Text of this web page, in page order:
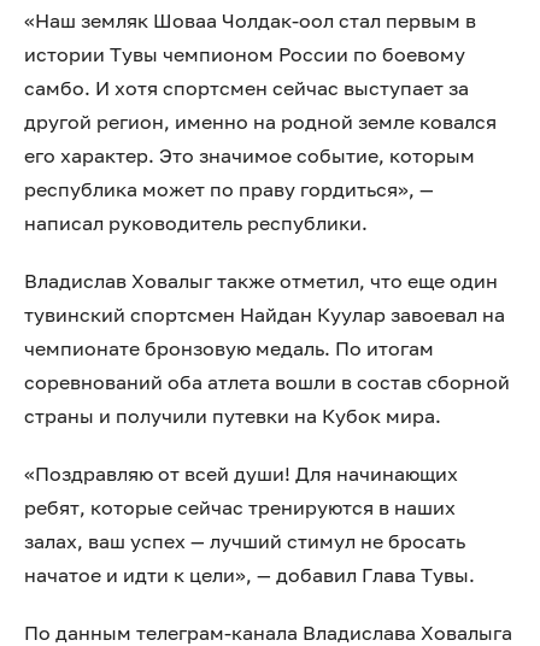
«Наш земляк Шоваа Чолдак-оол стал первым в
истории Тувы чемпионом России по боевому
самбо. И хотя спортсмен сейчас выступает за
другой регион, именно на родной земле ковался
его характер. Это значимое событие, которым
республика может по праву гордиться», —
написал руководитель республики.
Владислав Ховалыг также отметил, что еще один
тувинский спортсмен Найдан Куулар завоевал на
чемпионате бронзовую медаль. По итогам
соревнований оба атлета вошли в состав сборной
страны и получили путевки на Кубок мира.
«Поздравляю от всей души! Для начинающих
ребят, которые сейчас тренируются в наших
залах, ваш успех — лучший стимул не бросать
начатое и идти к цели», — добавил Глава Тувы.
По данным телеграм-канала Владислава Ховалыга